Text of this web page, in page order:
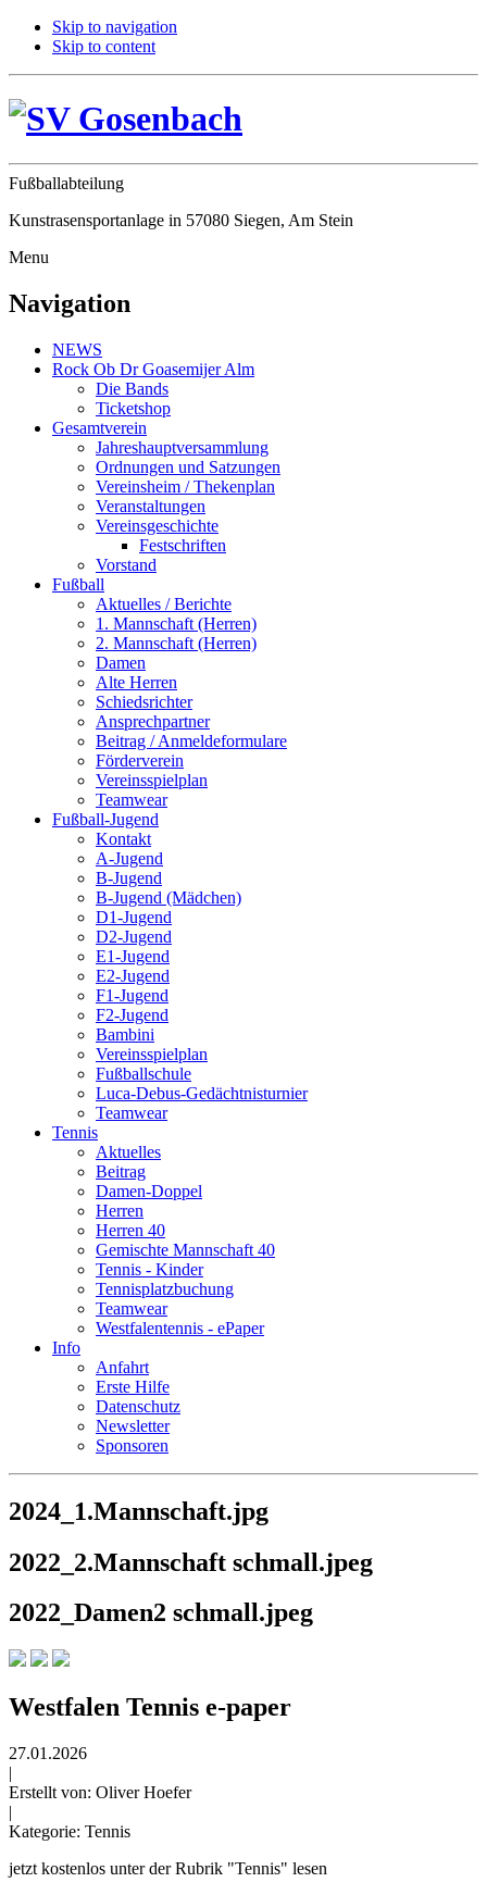
Skip to navigation
Skip to content
Fußballabteilung
Kunstrasensportanlage in 57080 Siegen, Am Stein
Menu
Navigation
NEWS
Rock Ob Dr Goasemijer Alm
Die Bands
Ticketshop
Gesamtverein
Jahreshauptversammlung
Ordnungen und Satzungen
Vereinsheim / Thekenplan
Veranstaltungen
Vereinsgeschichte
Festschriften
Vorstand
Fußball
Aktuelles / Berichte
1. Mannschaft (Herren)
2. Mannschaft (Herren)
Damen
Alte Herren
Schiedsrichter
Ansprechpartner
Beitrag / Anmeldeformulare
Förderverein
Vereinsspielplan
Teamwear
Fußball-Jugend
Kontakt
A-Jugend
B-Jugend
B-Jugend (Mädchen)
D1-Jugend
D2-Jugend
E1-Jugend
E2-Jugend
F1-Jugend
F2-Jugend
Bambini
Vereinsspielplan
Fußballschule
Luca-Debus-Gedächtnisturnier
Teamwear
Tennis
Aktuelles
Beitrag
Damen-Doppel
Herren
Herren 40
Gemischte Mannschaft 40
Tennis - Kinder
Tennisplatzbuchung
Teamwear
Westfalentennis - ePaper
Info
Anfahrt
Erste Hilfe
Datenschutz
Newsletter
Sponsoren
2024_1.Mannschaft.jpg
2022_2.Mannschaft schmall.jpeg
2022_Damen2 schmall.jpeg
Westfalen Tennis e-paper
27.01.2026
|
Erstellt von: Oliver Hoefer
|
Kategorie: Tennis
jetzt kostenlos unter der Rubrik "Tennis" lesen